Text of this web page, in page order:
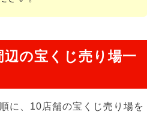
辺の宝くじ売り場一
に、10店舗の宝くじ売り場を